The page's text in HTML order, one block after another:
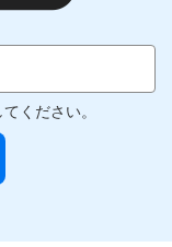
ください。